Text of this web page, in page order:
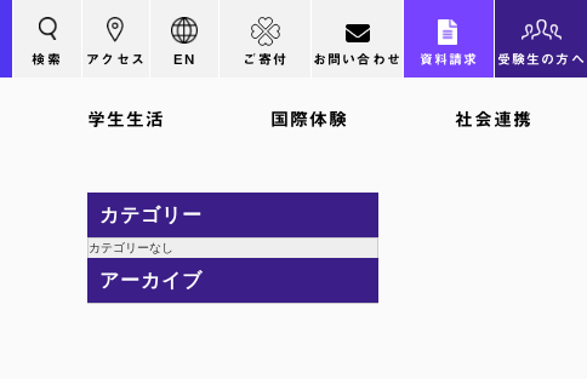
検索 アクセス EN ご寄付 お問い合わせ 資料請求 受験生の方へ
学生生活 国際体験 社会連携
カテゴリー
カテゴリーなし
アーカイブ